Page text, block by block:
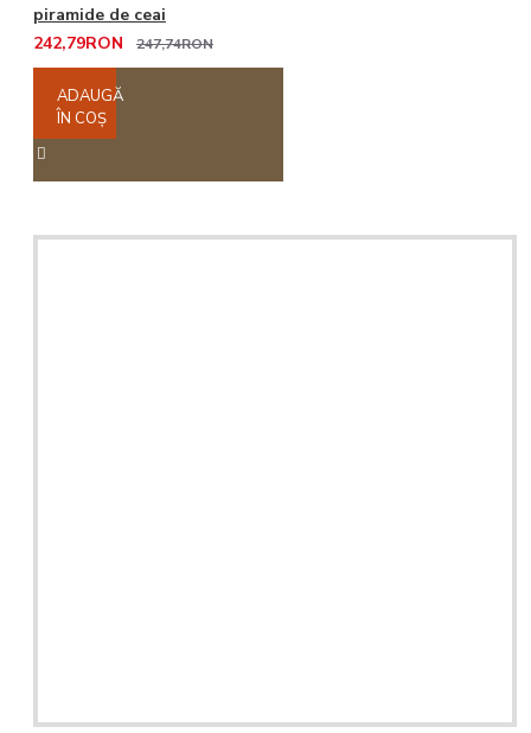
piramide de ceai
242,79RON
247,74RON
ADAUGĂ
ÎN COŞ